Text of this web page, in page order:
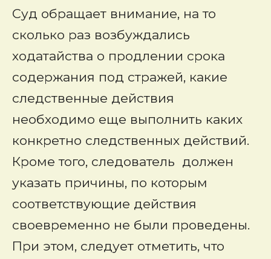
Суд обращает внимание, на то
сколько раз возбуждались
ходатайства о продлении срока
содержания под стражей, какие
следственные действия
необходимо еще выполнить каких
конкретно следственных действий.
Кроме того, следователь должен
указать причины, по которым
соответствующие действия
своевременно не были проведены.
При этом, следует отметить, что